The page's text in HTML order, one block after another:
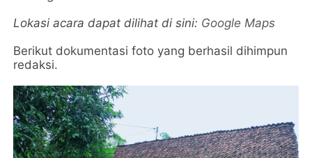
Lokasi acara dapat dilihat di sini: Google Maps
Berikut dokumentasi foto yang berhasil dihimpun
redaksi.